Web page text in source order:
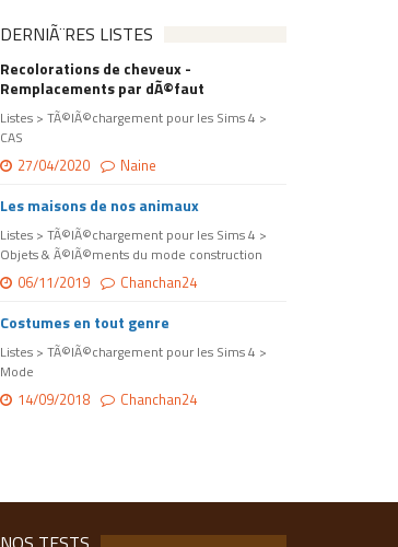
DERNIÃ¨RES LISTES
Recolorations de cheveux -
Remplacements par dÃ©faut
Listes > TÃ©lÃ©chargement pour les Sims 4 >
CAS
27/04/2020 Naine
Les maisons de nos animaux
Listes > TÃ©lÃ©chargement pour les Sims 4 >
Objets & Ã©lÃ©ments du mode construction
06/11/2019 Chanchan24
Costumes en tout genre
Listes > TÃ©lÃ©chargement pour les Sims 4 >
Mode
14/09/2018 Chanchan24